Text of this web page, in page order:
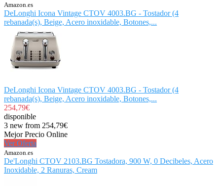
Amazon.es
DeLonghi Icona Vintage CTOV 4003.BG - Tostador (4
rebanada(s), Beige, Acero inoxidable, Botones,...
DeLonghi Icona Vintage CTOV 4003.BG - Tostador (4
rebanada(s), Beige, Acero inoxidable, Botones,...
254,79€
disponible
3 new from 254,79€
Mejor Precio Online
Ver Oferta
Amazon.es
De'Longhi CTOV 2103.BG Tostadora, 900 W, 0 Decibeles, Acero
Inoxidable, 2 Ranuras, Cream